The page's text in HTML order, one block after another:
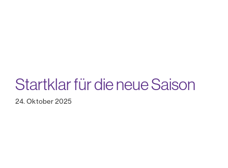
Startklar für die neue Saison
24. Oktober 2025